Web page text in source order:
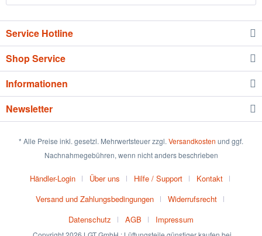
Service Hotline
Shop Service
Informationen
Newsletter
* Alle Preise inkl. gesetzl. Mehrwertsteuer zzgl. Versandkosten und ggf.
Nachnahmegebühren, wenn nicht anders beschrieben
Händler-Login Über uns Hilfe / Support
Kontakt
Versand und Zahlungsbedingungen
Widerrufsrecht
Datenschutz
AGB Impressum